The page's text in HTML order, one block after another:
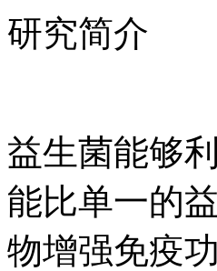
研究简介
益生菌能够
能比单一的
物增强免疫